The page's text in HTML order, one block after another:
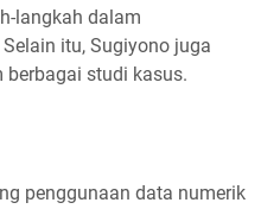
langkah dalam
itu, Sugiyono juga
studi kasus.
penggunaan data numerik